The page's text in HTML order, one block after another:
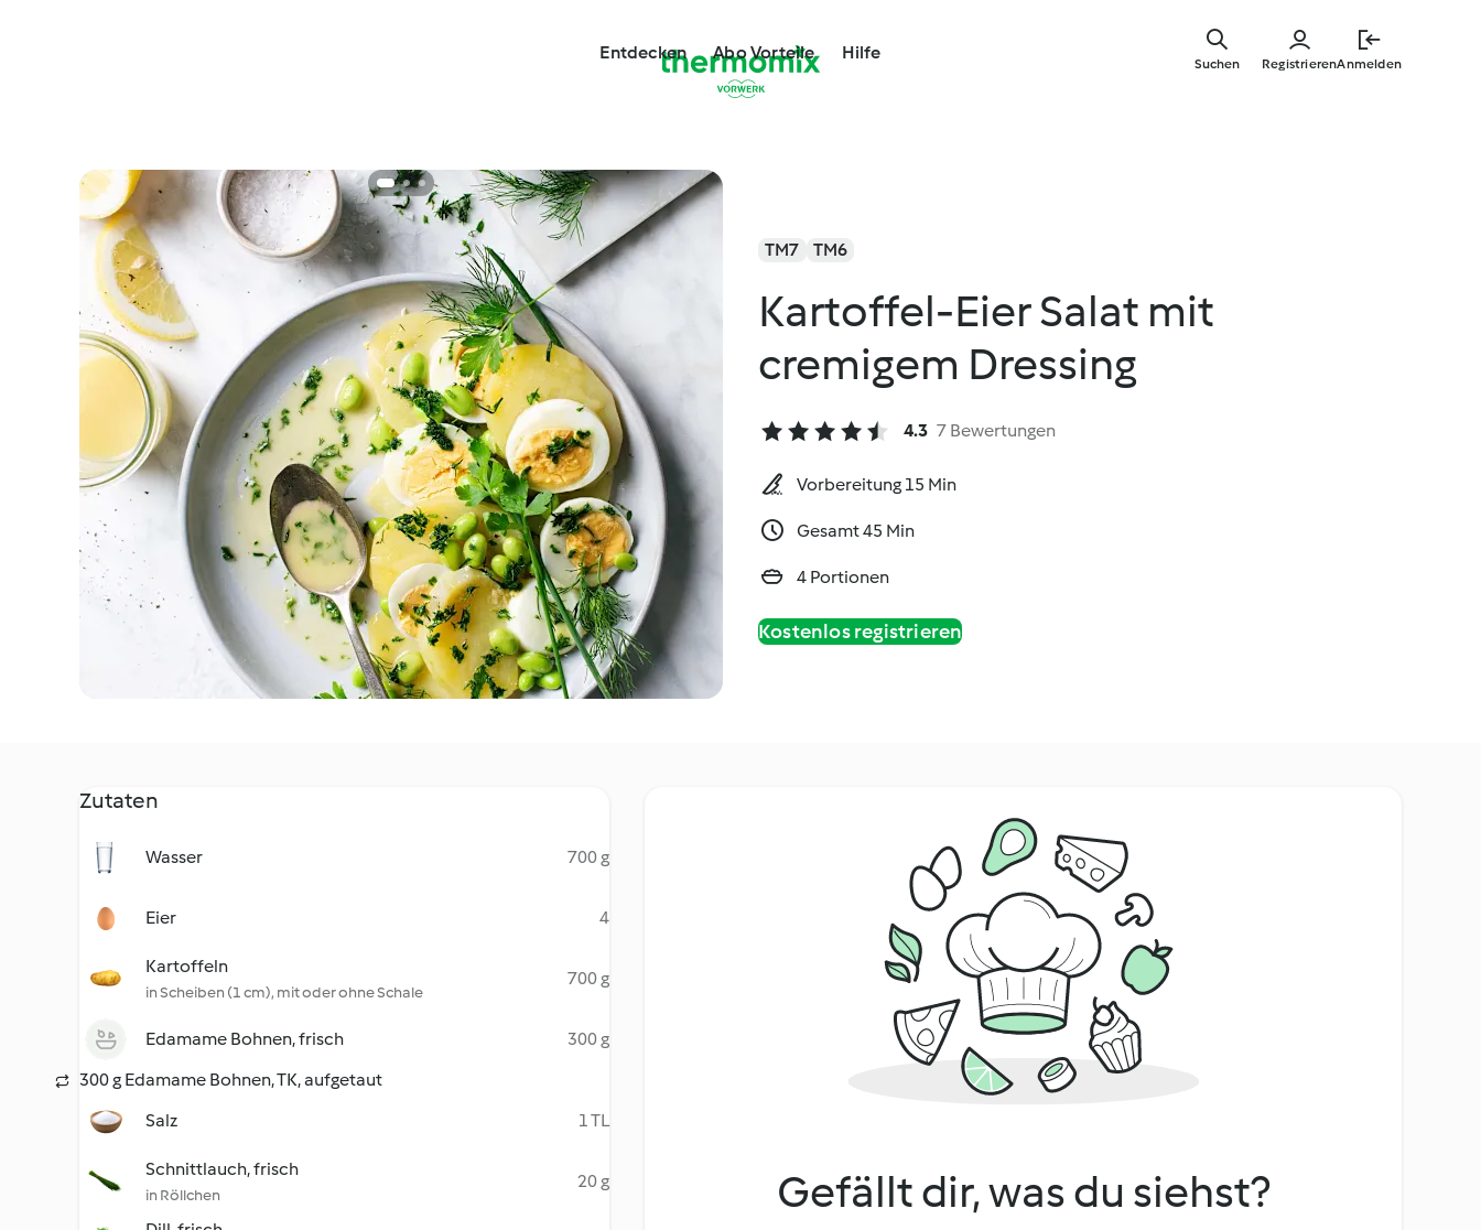
springen
Entdecken Abo Vorteile Hilfe
RegistrierenAnmelden
Suchen
TM7 TM6
Kartoffel-Eier Salat mit
cremigem Dressing
4.3 7 Bewertungen
Vorbereitung 15 Min
Gesamt 45 Min
4 Portionen
Kostenlos registrieren
Zutaten
Wasser 700 g
Eier 4
Kartoffeln
in Scheiben (1 cm), mit oder ohne Schale
700 g
Edamame Bohnen, frisch
300 g
300 g Edamame Bohnen, TK, aufgetaut
Salz
1 TL
Schnittlauch, frisch
in Röllchen
20 g Gefällt dir, was du siehst?